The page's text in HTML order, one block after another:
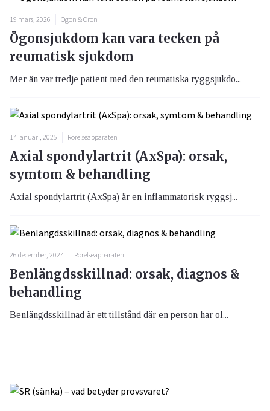
19 mars, 2026 Ögon & Öron
Ögonsjukdom kan vara tecken på
reumatisk sjukdom
Mer än var tredje patient med den reumatiska ryggsjukdo...
14 januari, 2025 Rörelseapparaten
Axial spondylartrit (AxSpa): orsak,
symtom & behandling
Axial spondylartrit (AxSpa) är en inflammatorisk ryggsj...
26 december, 2024 Rörelseapparaten
Benlängdsskillnad: orsak, diagnos &
behandling
Benlängdsskillnad är ett tillstånd där en person har ol...